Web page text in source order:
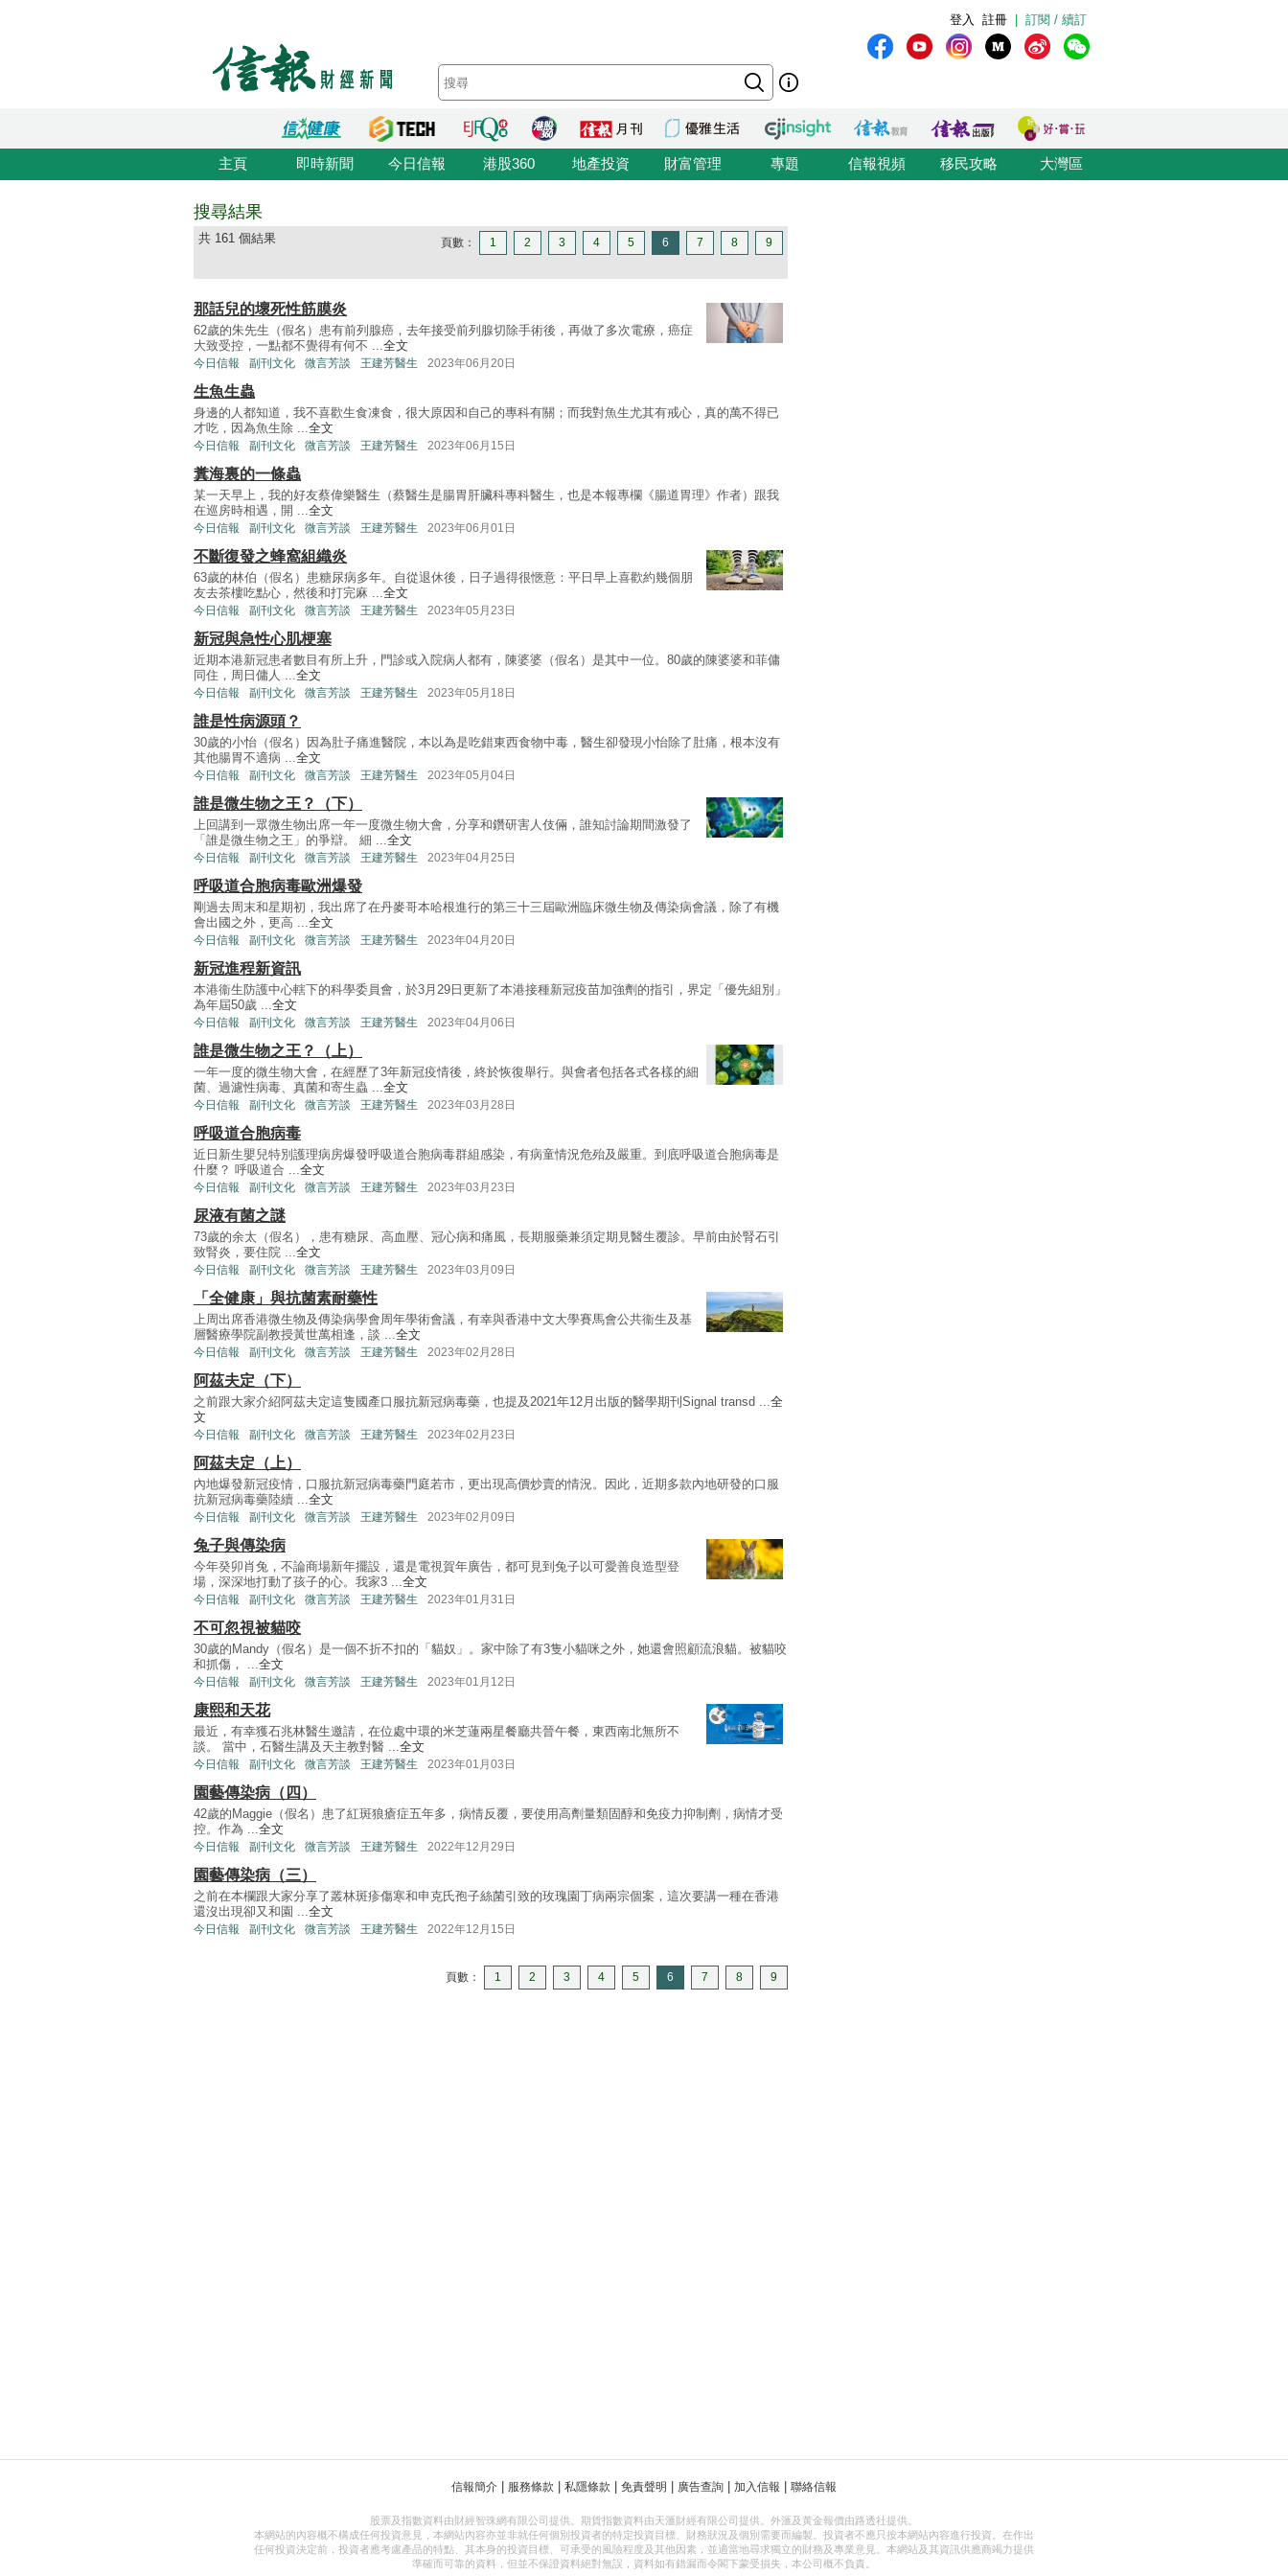
訂閱 / 續訂
註冊
登入
主頁 即時新聞 今日信報 港股360 地產投資 財富管理 專題 信報視頻 移民攻略 大灣區
搜尋結果
共 161 個結果 頁數： 1 2 3 4 5 6 7 8 9
那話兒的壞死性筋膜炎
62歲的朱先生（假名）患有前列腺癌，去年接受前列腺切除手術後，再做了多次電療，癌症
大致受控，一點都不覺得有何不 ...全文
今日信報 副刊文化 微言芳談 王建芳醫生 2023年06月20日
生魚生蟲
身邊的人都知道，我不喜歡生食凍食，很大原因和自己的專科有關；而我對魚生尤其有戒心，真的萬不得已
才吃，因為魚生除 ...全文
今日信報 副刊文化 微言芳談 王建芳醫生 2023年06月15日
糞海裏的一條蟲
某一天早上，我的好友蔡偉樂醫生（蔡醫生是腸胃肝臟科專科醫生，也是本報專欄《腸道胃理》作者）跟我
在巡房時相遇，開 ...全文
今日信報 副刊文化 微言芳談 王建芳醫生 2023年06月01日
不斷復發之蜂窩組織炎
63歲的林伯（假名）患糖尿病多年。自從退休後，日子過得很愜意：平日早上喜歡約幾個朋
友去茶樓吃點心，然後和打完麻 ...全文
今日信報 副刊文化 微言芳談 王建芳醫生 2023年05月23日
新冠與急性心肌梗塞
近期本港新冠患者數目有所上升，門診或入院病人都有，陳婆婆（假名）是其中一位。80歲的陳婆婆和菲傭
同住，周日傭人 ...全文
今日信報 副刊文化 微言芳談 王建芳醫生 2023年05月18日
誰是性病源頭？
30歲的小怡（假名）因為肚子痛進醫院，本以為是吃錯東西食物中毒，醫生卻發現小怡除了肚痛，根本沒有
其他腸胃不適病 ...全文
今日信報 副刊文化 微言芳談 王建芳醫生 2023年05月04日
誰是微生物之王？（下）
上回講到一眾微生物出席一年一度微生物大會，分享和鑽研害人伎倆，誰知討論期間激發了
「誰是微生物之王」的爭辯。 細 ...全文
今日信報 副刊文化 微言芳談 王建芳醫生 2023年04月25日
呼吸道合胞病毒歐洲爆發
剛過去周末和星期初，我出席了在丹麥哥本哈根進行的第三十三屆歐洲臨床微生物及傳染病會議，除了有機
會出國之外，更高 ...全文
今日信報 副刊文化 微言芳談 王建芳醫生 2023年04月20日
新冠進程新資訊
本港衞生防護中心轄下的科學委員會，於3月29日更新了本港接種新冠疫苗加強劑的指引，界定「優先組別」
為年屆50歲 ...全文
今日信報 副刊文化 微言芳談 王建芳醫生 2023年04月06日
誰是微生物之王？（上）
一年一度的微生物大會，在經歷了3年新冠疫情後，終於恢復舉行。與會者包括各式各樣的細
菌、過濾性病毒、真菌和寄生蟲 ...全文
今日信報 副刊文化 微言芳談 王建芳醫生 2023年03月28日
呼吸道合胞病毒
近日新生嬰兒特別護理病房爆發呼吸道合胞病毒群組感染，有病童情況危殆及嚴重。到底呼吸道合胞病毒是
什麼？ 呼吸道合 ...全文
今日信報 副刊文化 微言芳談 王建芳醫生 2023年03月23日
尿液有菌之謎
73歲的余太（假名），患有糖尿、高血壓、冠心病和痛風，長期服藥兼須定期見醫生覆診。早前由於腎石引
致腎炎，要住院 ...全文
今日信報 副刊文化 微言芳談 王建芳醫生 2023年03月09日
「全健康」與抗菌素耐藥性
上周出席香港微生物及傳染病學會周年學術會議，有幸與香港中文大學賽馬會公共衞生及基
層醫療學院副教授黃世萬相逢，談 ...全文
今日信報 副刊文化 微言芳談 王建芳醫生 2023年02月28日
阿茲夫定（下）
之前跟大家介紹阿茲夫定這隻國產口服抗新冠病毒藥，也提及2021年12月出版的醫學期刊Signal transd ...全
文
今日信報 副刊文化 微言芳談 王建芳醫生 2023年02月23日
阿茲夫定（上）
內地爆發新冠疫情，口服抗新冠病毒藥門庭若市，更出現高價炒賣的情況。因此，近期多款內地研發的口服
抗新冠病毒藥陸續 ...全文
今日信報 副刊文化 微言芳談 王建芳醫生 2023年02月09日
兔子與傳染病
今年癸卯肖兔，不論商場新年擺設，還是電視賀年廣告，都可見到兔子以可愛善良造型登
場，深深地打動了孩子的心。我家3 ...全文
今日信報 副刊文化 微言芳談 王建芳醫生 2023年01月31日
不可忽視被貓咬
30歲的Mandy（假名）是一個不折不扣的「貓奴」。家中除了有3隻小貓咪之外，她還會照顧流浪貓。被貓咬
和抓傷， ...全文
今日信報 副刊文化 微言芳談 王建芳醫生 2023年01月12日
康熙和天花
最近，有幸獲石兆林醫生邀請，在位處中環的米芝蓮兩星餐廳共晉午餐，東西南北無所不
談。 當中，石醫生講及天主教對醫 ...全文
今日信報 副刊文化 微言芳談 王建芳醫生 2023年01月03日
園藝傳染病（四）
42歲的Maggie（假名）患了紅斑狼瘡症五年多，病情反覆，要使用高劑量類固醇和免疫力抑制劑，病情才受
控。作為 ...全文
今日信報 副刊文化 微言芳談 王建芳醫生 2022年12月29日
園藝傳染病（三）
之前在本欄跟大家分享了叢林斑疹傷寒和申克氏孢子絲菌引致的玫瑰園丁病兩宗個案，這次要講一種在香港
還沒出現卻又和園 ...全文
今日信報 副刊文化 微言芳談 王建芳醫生 2022年12月15日
頁數： 1 2 3 4 5 6 7 8 9
信報簡介 服務條款 私隱條款 免責聲明 廣告查詢 加入信報 聯絡信報
股票及指數資料由財經智珠網有限公司提供。期貨指數資料由天滙財經有限公司提供。外滙及黃金報價由路透社提供。
本網站的內容概不構成任何投資意見，本網站內容亦並非就任何個別投資者的特定投資目標、財務狀況及個別需要而編製。投資者不應只按本網站內容進行投資。在作出
任何投資決定前，投資者應考慮產品的特點、其本身的投資目標、可承受的風險程度及其他因素，並適當地尋求獨立的財務及專業意見。本網站及其資訊供應商竭力提供
準確而可靠的資料，但並不保證資料絕對無誤，資料如有錯漏而令閣下蒙受損失，本公司概不負責。